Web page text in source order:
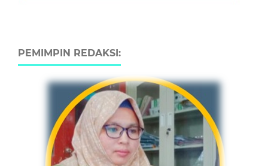
PEMIMPIN REDAKSI: